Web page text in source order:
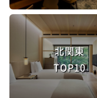
北関東
TOP10